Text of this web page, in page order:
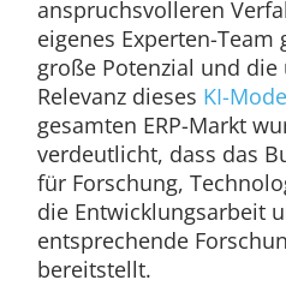
anspruchsvolleren
eigenes Experten-Team
große Potenzial und
Relevanz dieses KI-
gesamten ERP-Markt
verdeutlicht, dass das
für Forschung,
die Entwicklungsarbeit
entsprechende
bereitstellt.